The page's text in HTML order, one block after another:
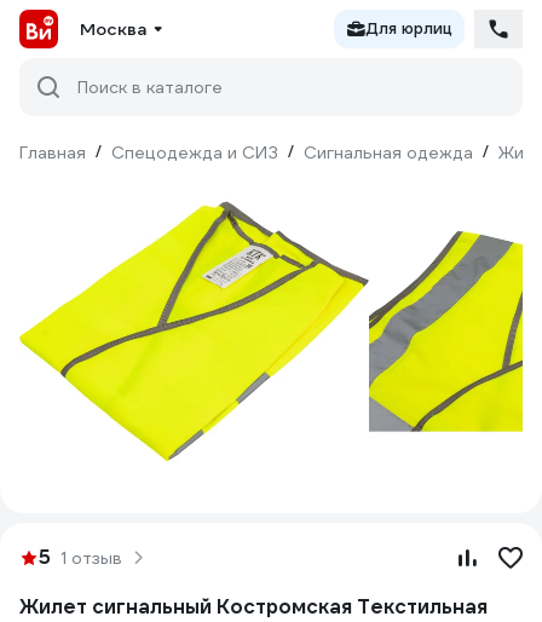
Москва Для юрлиц
Поиск в каталоге
Главная / Спецодежда и СИЗ / Сигнальная одежда /
5 1 отзыв
Жилет сигнальный Костромская Текстильная